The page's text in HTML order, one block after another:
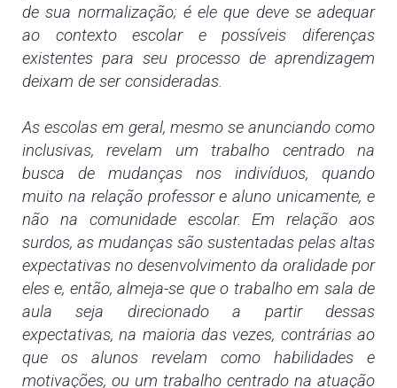
de sua normalização; é ele que deve se adequar
ao contexto escolar e possíveis diferenças
existentes para seu processo de aprendizagem
deixam de ser consideradas.
As escolas em geral, mesmo se anunciando como
inclusivas, revelam um trabalho centrado na
busca de mudanças nos indivíduos, quando
muito na relação professor e aluno unicamente, e
não na comunidade escolar. Em relação aos
surdos, as mudanças são sustentadas pelas altas
expectativas no desenvolvimento da oralidade por
eles e, então, almeja-se que o trabalho em sala de
aula seja direcionado a partir dessas
expectativas, na maioria das vezes, contrárias ao
que os alunos revelam como habilidades e
motivações, ou um trabalho centrado na atuação